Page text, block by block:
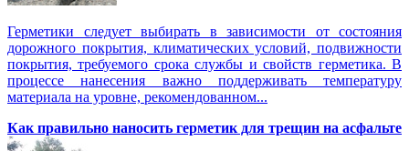
Герметики следует выбирать в зависимости от состояния
дорожного покрытия, климатических условий, подвижности
покрытия, требуемого срока службы и свойств герметика. В
процессе нанесения важно поддерживать температуру
материала на уровне, рекомендованном...
Как правильно наносить герметик для трещин на асфальте